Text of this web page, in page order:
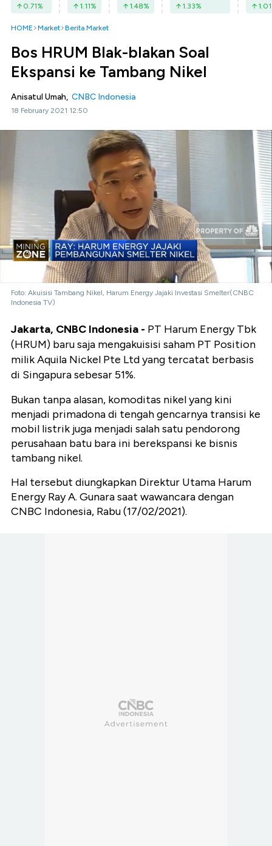
0.71% 1.11% 1.48% 1.33% 1.01
HOME Market Berita Market
Bos HRUM Blak-blakan Soal
Ekspansi ke Tambang Nikel
Anisatul Umah, CNBC Indonesia
18 February 2021 12:50
Foto: Akuisisi Tambang Nikel, Harum Energy Jajaki Investasi Smelter(CNBC
Indonesia TV)
Jakarta, CNBC Indonesia - PT Harum Energy Tbk
(HRUM) baru saja mengakuisisi saham PT Position
milik Aquila Nickel Pte Ltd yang tercatat berbasis
di Singapura sebesar 51%.
Bukan tanpa alasan, komoditas nikel yang kini
menjadi primadona di tengah gencarnya transisi ke
mobil listrik juga menjadi salah satu pendorong
perusahaan batu bara ini berekspansi ke bisnis
tambang nikel.
Hal tersebut diungkapkan Direktur Utama Harum
Energy Ray A. Gunara saat wawancara dengan
CNBC Indonesia, Rabu (17/02/2021).